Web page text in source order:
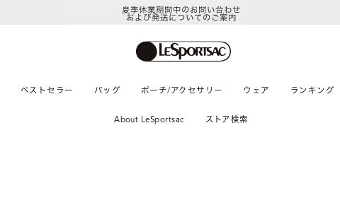
夏季休業期間中のお問い合わせ
および発送についてのご案内
ベストセラー バッグ ポーチ/アクセサリー ウェア ランキング
About LeSportsac ストア検索